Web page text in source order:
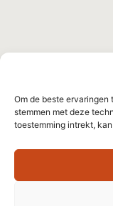
Om de beste
stemmen met deze
toestemming intrekt,